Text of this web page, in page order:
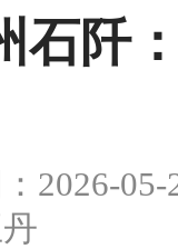
石阡
2026-05-